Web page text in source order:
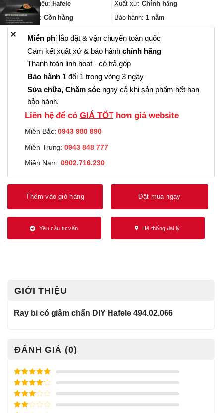
304.000₫.là:
228.000₫.
Thương hiệu: Hafele Xuất xứ: Chính hãng
Trạng thái: Còn hàng Bảo hành: 1 năm
Miễn phílắp đặt & vận chuyển toàn quốc
Cam kết xuất xứ & bảo hành chính hãng
Thanh toán linh hoạt - có trả góp
Bảo hành 1 đổi 1 trong vòng 3 ngày
Sửa chữa, Chăm sóc ngay cả khi sản phẩm hết hạn
bảo hành.
Liên hệ để có GIÁ TỐThơn giá website
Miền Bắc: 0943 980 890
Miền Trung: 0943 848 777
Miền Nam: 0902.716.230
Thêm vào giỏ hàng Đặt mua ngay
Yêu cầu tư vấn Hệ thống đại lý
GIỚI THIỆU
Ray bi có giảm chấn DIY Hafele 494.02.066
ĐÁNH GIÁ (0)
Được xếp
hạng
5
5
sao
Được xếp
hạng
4
5
sao
Được
xếp
✕